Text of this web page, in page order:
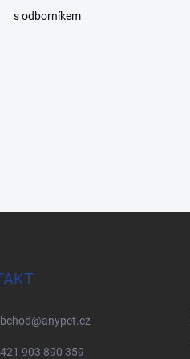
s odborníkem
@anypet.cz
903 890 359